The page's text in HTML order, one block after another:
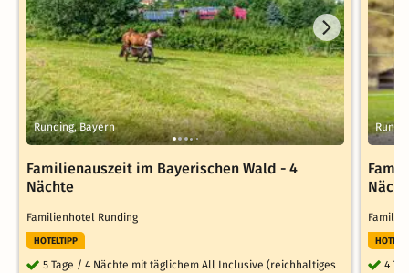
Runding, Bayern
Familienauszeit im Bayerischen Wald - 4
Nächte
Familienhotel Runding
HOTELTIPP
5 Tage / 4 Nächte mit täglichem All Inclusive (reichhaltiges
4